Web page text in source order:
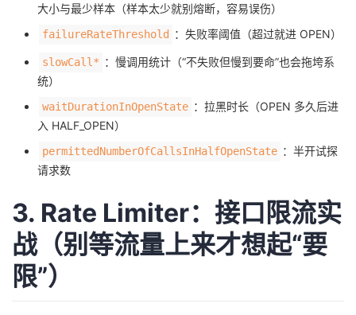
大小与最少样本（样本太少就别熔断，容易误伤）
failureRateThreshold ：失败率阈值（超过就进 OPEN）
slowCall* ：慢调用统计（“不失败但慢到要命”也会拖垮系
统）
waitDurationInOpenState ：拉黑时长（OPEN 多久后进
入 HALF_OPEN）
permittedNumberOfCallsInHalfOpenState ：半开试探
请求数
3. Rate Limiter：接口限流实
战（别等流量上来才想起“要
限”）